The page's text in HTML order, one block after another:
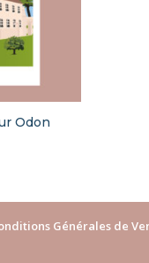
Odon
Générales de